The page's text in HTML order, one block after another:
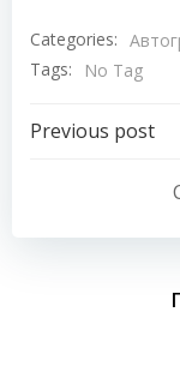
Categories:
Tags:
No Tag
Previous post